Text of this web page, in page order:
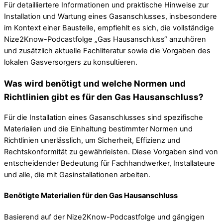
Für detailliertere Informationen und praktische Hinweise zur
Installation und Wartung eines Gasanschlusses, insbesondere
im Kontext einer Baustelle, empfiehlt es sich, die vollständige
Nize2Know-Podcastfolge „Gas Hausanschluss“ anzuhören
und zusätzlich aktuelle Fachliteratur sowie die Vorgaben des
lokalen Gasversorgers zu konsultieren.
Was wird benötigt und welche Normen und
Richtlinien gibt es für den Gas Hausanschluss?
Für die Installation eines Gasanschlusses sind spezifische
Materialien und die Einhaltung bestimmter Normen und
Richtlinien unerlässlich, um Sicherheit, Effizienz und
Rechtskonformität zu gewährleisten. Diese Vorgaben sind von
entscheidender Bedeutung für Fachhandwerker, Installateure
und alle, die mit Gasinstallationen arbeiten.
Benötigte Materialien für den Gas Hausanschluss
Basierend auf der Nize2Know-Podcastfolge und gängigen